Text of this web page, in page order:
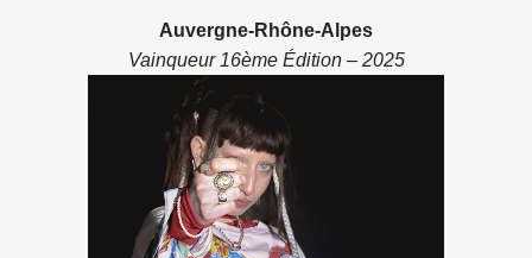
Auvergne-Rhône-Alpes
Vainqueur 16ème Édition – 2025